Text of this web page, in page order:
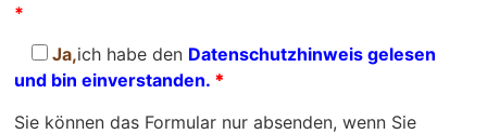
*
Ja,ich habe den Datenschutzhinweis gelesen
und bin einverstanden. *
Sie können das Formular nur absenden, wenn Sie